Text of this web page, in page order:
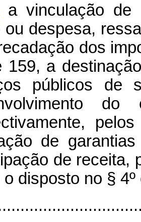
vinculação de
ou despesa,
dos
159, a
públicos de
do
de
de receita,
o disposto no §